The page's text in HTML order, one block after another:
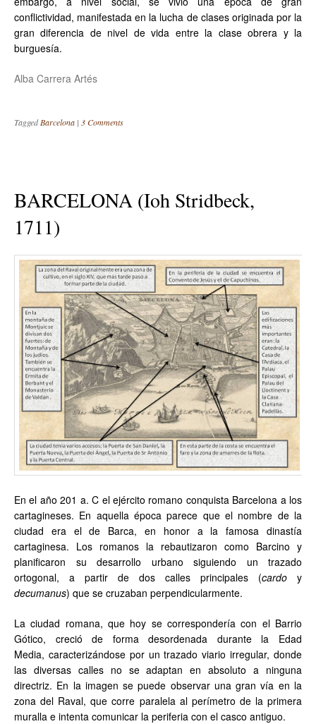
conflictividad, manifestada en la lucha de clases originada por la
gran diferencia de nivel de vida entre la clase obrera y la
burguesía.
Alba Carrera Artés
TaggedBarcelona | 3 Comments
BARCELONA (Ioh Stridbeck,
1711)
En el año 201 a. C el ejército romano conquista Barcelona a los
cartagineses. En aquella época parece que el nombre de la
ciudad era el de Barca, en honor a la famosa dinastía
cartaginesa. Los romanos la rebautizaron como Barcino y
planificaron su desarrollo urbano siguiendo un trazado
ortogonal, a partir de dos calles principales (cardo y
decumanus) que se cruzaban perpendicularmente.
La ciudad romana, que hoy se correspondería con el Barrio
Gótico, creció de forma desordenada durante la Edad
Media, caracterizándose por un trazado viario irregular, donde
las diversas calles no se adaptan en absoluto a ninguna
directriz. En la imagen se puede observar una gran vía en la
zona del Raval, que corre paralela al perímetro de la primera
muralla e intenta comunicar la periferia con el casco antiguo.